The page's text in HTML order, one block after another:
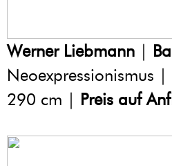
Werner Liebmann |
Neoexpressionismus
290 cm | Preis auf